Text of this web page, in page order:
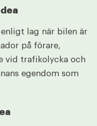
lag när bilen är
på förare,
vid trafikolycka och
egendom som